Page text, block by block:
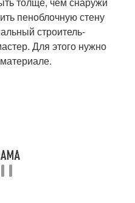
пеноблочную стену
строитель-
Для этого нужно